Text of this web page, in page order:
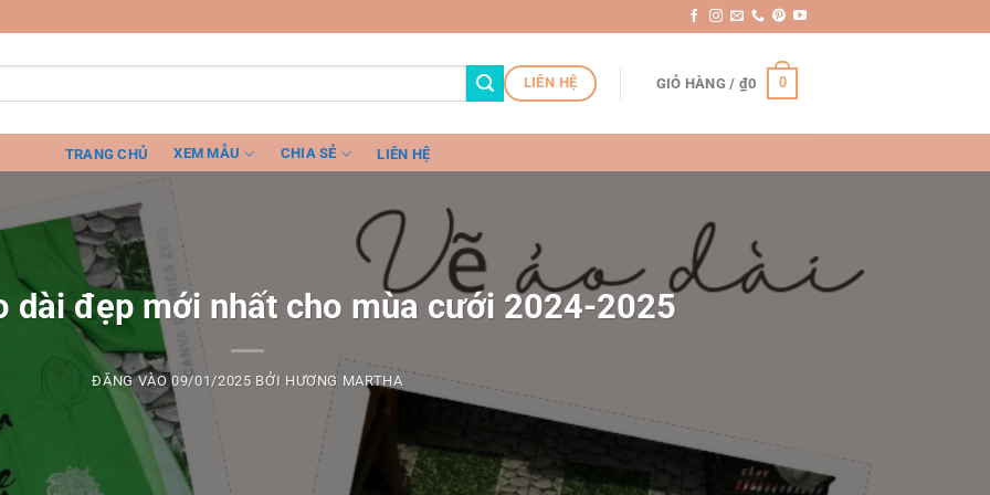
LIÊN HỆ GIỎ HÀNG / ₫0 0
TRANG CHỦ XEM MẪU CHIA SẺ LIÊN HỆ
dài đẹp mới nhất cho mùa cưới 2024-2025
ĐĂNG VÀO09/01/2025 BỞI HƯƠNG MARTHA